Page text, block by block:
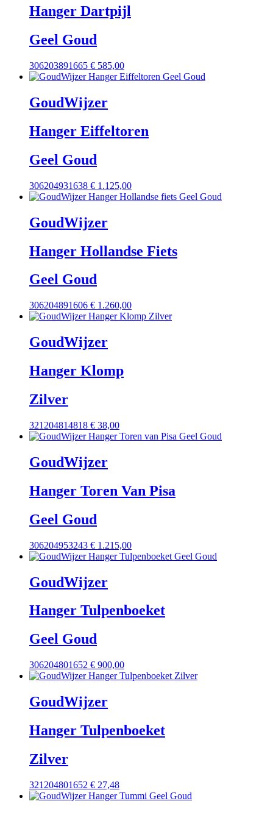
Hanger Dartpijl
Geel Goud
306203891665 € 585,00
GoudWijzer
Hanger Eiffeltoren
Geel Goud
306204931638 € 1.125,00
GoudWijzer
Hanger Hollandse Fiets
Geel Goud
306204891606 € 1.260,00
GoudWijzer
Hanger Klomp
Zilver
321204814818 € 38,00
GoudWijzer
Hanger Toren Van Pisa
Geel Goud
306204953243 € 1.215,00
GoudWijzer
Hanger Tulpenboeket
Geel Goud
306204801652 € 900,00
GoudWijzer
Hanger Tulpenboeket
Zilver
321204801652 € 27,48